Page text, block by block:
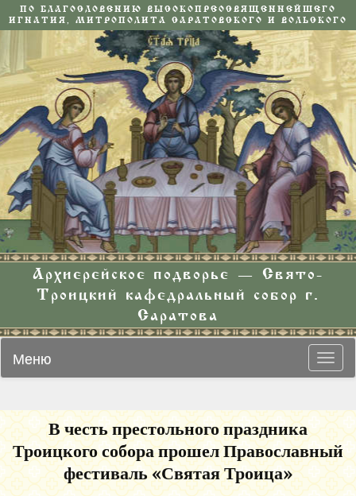
ПО БЛАГОСЛОВЕНИЮ ВЫСОКОПРЕОСВЯЩЕННЕЙШЕГО
ИГНАТИЯ, МИТРОПОЛИТА САРАТОВСКОГО И ВОЛЬСКОГО
Архиерейское подворье — Свято-
Троицкий кафедральный собор г.
Саратова
Меню
В честь престольного праздника
Троицкого собора прошел Православный
фестиваль «Святая Троица»